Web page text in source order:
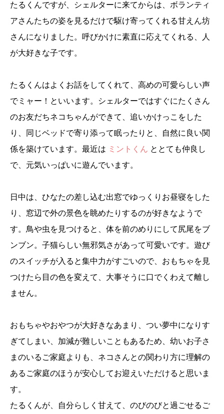
たるくんですが、シェルターに来てからは、ボランティ
アさんたちの姿を見るだけで駆け寄ってくれる甘えん坊
さんになりました。呼びかけに素直に応えてくれる、人
が大好きな子です。
たるくんはよくお話をしてくれて、高めの可愛らしい声
でミャー！といいます。シェルターではすぐにたくさん
のお友だちネコちゃんができて、追いかけっこをした
り、同じベッドで寄り添って眠ったりと、自然に良い関
係を築けています。最近は ミントくん ととても仲良し
で、元気いっぱいに遊んでいます。
日中は、ひなたの差し込む出窓でゆっくりお昼寝をした
り、窓辺で外の景色を眺めたりするのが好きなようで
す。鳥や虫を見つけると、体を前のめりにして尻尾をブ
ンブン。子猫らしい無邪気さがあって可愛いです。遊び
のスイッチが入ると集中力がすごいので、おもちゃを見
つけたら目の色を変えて、大事そうに口でくわえて離し
ません。
おもちゃやおやつが大好きなあまり、つい夢中になりす
ぎてしまい、加減が難しいこともあるため、幼いお子さ
まのいるご家庭よりも、ネコさんとの関わり方に理解の
あるご家庭のほうが安心してお迎えいただけると思いま
す。
たるくんが、自分らしく甘えて、のびのびと過ごせるご